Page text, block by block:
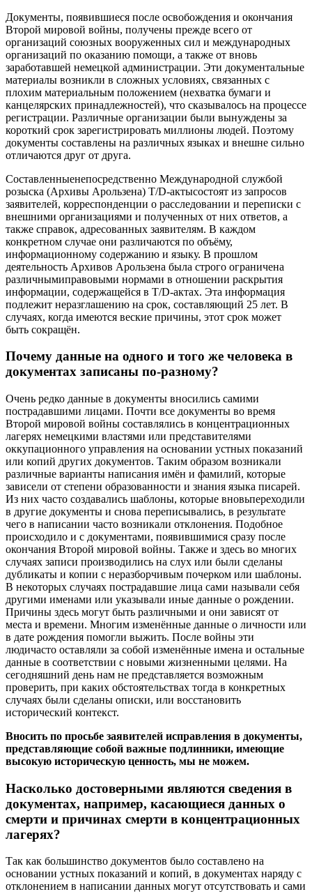
Документы, появившиеся после освобождения и окончания
Второй мировой войны, получены прежде всего от
организаций союзных вооруженных сил и международных
организаций по оказанию помощи, а также от вновь
заработавшей немецкой администрации. Эти документальные
материалы возникли в сложных условиях, связанных с
плохим материальным положением (нехватка бумаги и
канцелярских принадлежностей), что сказывалось на процессе
регистрации. Различные организации были вынуждены за
короткий срок зарегистрировать миллионы людей. Поэтому
документы составлены на различных языках и внешне сильно
отличаются друг от друга.
Составленныенепосредственно Международной службой
розыска (Архивы Арользена) T/D-актысостоят из запросов
заявителей, корреспонденции о расследовании и переписки с
внешними организациями и полученных от них ответов, а
также справок, адресованных заявителям. В каждом
конкретном случае они различаются по объёму,
информационному содержанию и языку. В прошлом
деятельность Архивов Арользена была строго ограничена
различнымиправовыми нормами в отношении раскрытия
информации, содержащейся в T/D-актах. Эта информация
подлежит неразглашению на срок, составляющий 25 лет. В
случаях, когда имеются веские причины, этот срок может
быть сокращён.
Почему данные на одного и того же человека в
документах записаны по-разному?
Очень редко данные в документы вносились самими
пострадавшими лицами. Почти все документы во время
Второй мировой войны составлялись в концентрационных
лагерях немецкими властями или представителями
оккупационного управления на основании устных показаний
или копий других документов. Таким образом возникали
различные варианты написания имён и фамилий, которые
зависели от степени образованности и знания языка писарей.
Из них часто создавались шаблоны, которые вновьпереходили
в другие документы и снова переписывались, в результате
чего в написании часто возникали отклонения. Подобное
происходило и с документами, появившимися сразу после
окончания Второй мировой войны. Также и здесь во многих
случаях записи производились на слух или были сделаны
дубликаты и копии с неразборчивым почерком или шаблоны.
В некоторых случаях пострадавшие лица сами называли себя
другими именами или указывали иные данные о рождении.
Причины здесь могут быть различными и они зависят от
места и времени. Многим изменённые данные о личности или
в дате рождения помогли выжить. После войны эти
людичасто оставляли за собой изменённые имена и остальные
данные в соответствии с новыми жизненными целями. На
сегодняшний день нам не представляется возможным
проверить, при каких обстоятельствах тогда в конкретных
случаях были сделаны описки, или восстановить
исторический контекст.
Вносить по просьбе заявителей исправления в документы,
представляющие собой важные подлинники, имеющие
высокую историческую ценность, мы не можем.
Насколько достоверными являются сведения в
документах, например, касающиеся данных о
смерти и причинах смерти в концентрационных
лагерях?
Так как большинство документов было составлено на
основании устных показаний и копий, в документах наряду с
отклонением в написании данных могут отсутствовать и сами